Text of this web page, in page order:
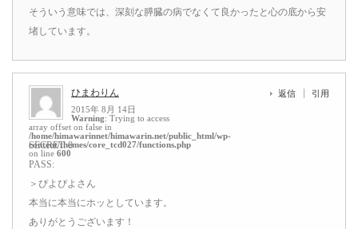
そういう意味では、深刻な膵臓の病でなくて良かったと心の底から安
堵しています。
ひまわりん
2015年 8月 14日
Warning: Trying to access
array offset on false in
/home/himawarinnet/himawarin.net/public_html/wp-
content/themes/core_tcd027/functions.php
on line 600
返信 引用
SECRET: 0
PASS:
＞ぴよぴよさん
本当に本当にホッとしています。
ありがとうございます！